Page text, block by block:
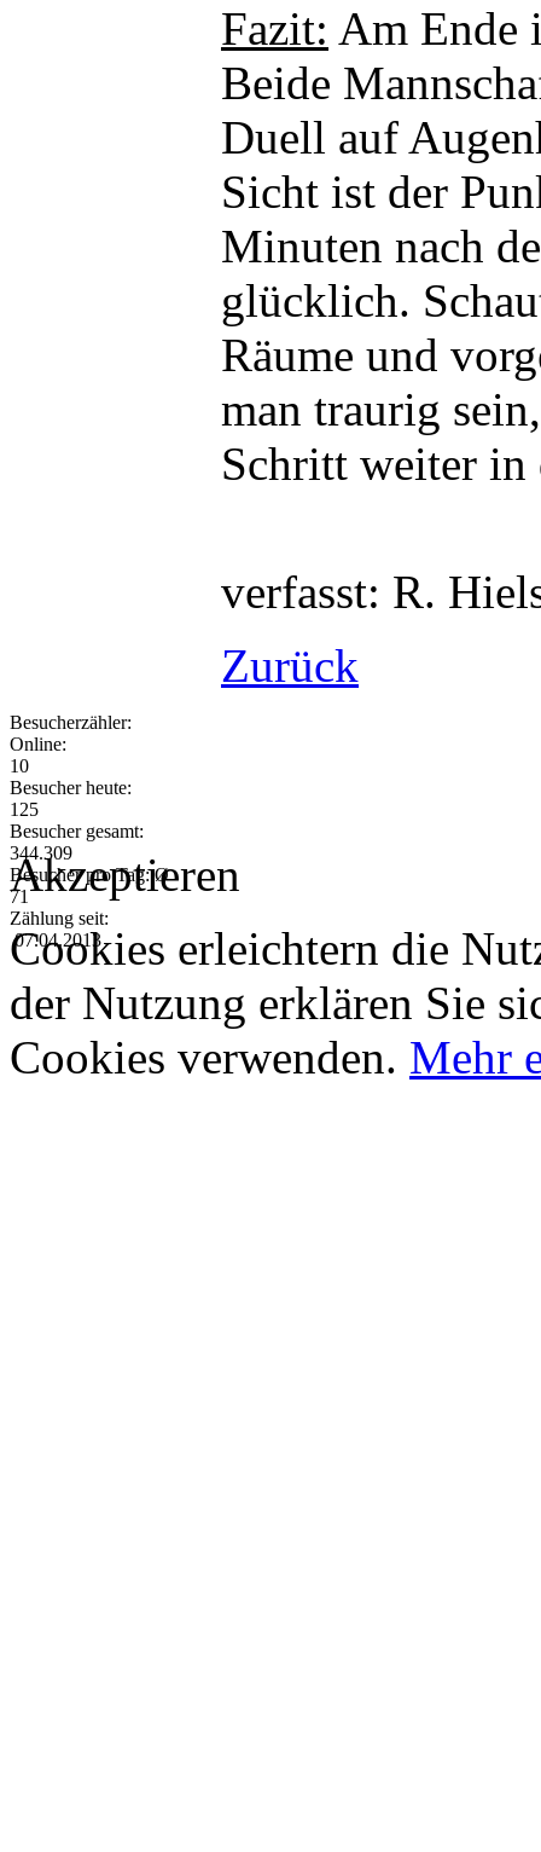
Fazit: Am Ende
Beide
Duell auf
Sicht ist der
Minuten nach
glücklich.
Räume und
man traurig
Schritt weiter in
verfasst: R.
Zurück
Besucherzähler:
Online:
10
Besucher heute:
125
Besucher gesamt:
344.309
Besucher pro Tag: Ø
71
Zählung seit:
07.04.2013
Akzeptieren
Cookies erleichtern die
der Nutzung erklären Sie
Cookies verwenden. Mehr